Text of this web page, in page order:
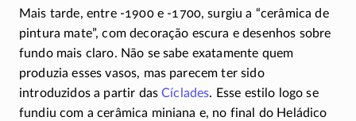
Mais tarde, entre -1900e -1700, surgiu a “cerâmica de
pintura mate”, com decoração escura e desenhos sobre
fundo mais claro. Não se sabe exatamente quem
produzia esses vasos, mas parecem ter sido
introduzidos a partir dasCíclades. Esse estilo logo se
fundiu com a cerâmica miniana e, no final do Heládico